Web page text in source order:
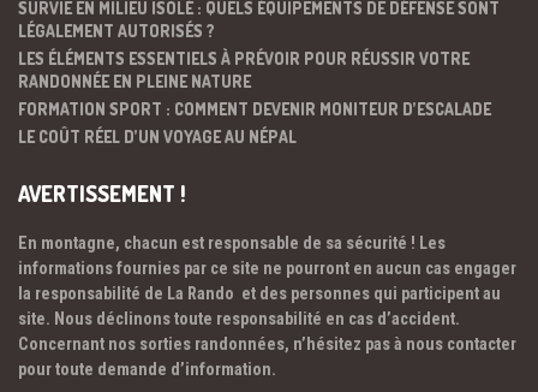
SURVIE EN MILIEU ISOLÉ : QUELS ÉQUIPEMENTS DE DÉFENSE SONT
LÉGALEMENT AUTORISÉS ?
LES ÉLÉMENTS ESSENTIELS À PRÉVOIR POUR RÉUSSIR VOTRE
RANDONNÉE EN PLEINE NATURE
FORMATION SPORT : COMMENT DEVENIR MONITEUR D’ESCALADE
LE COÛT RÉEL D’UN VOYAGE AU NÉPAL
AVERTISSEMENT !
En montagne, chacun est responsable de sa sécurité ! Les
informations fournies par ce site ne pourront en aucun cas engager
la responsabilité de La Rando et des personnes qui participent au
site. Nous déclinons toute responsabilité en cas d’accident.
Concernant nos sorties randonnées, n’hésitez pas à nous contacter
pour toute demande d’information.